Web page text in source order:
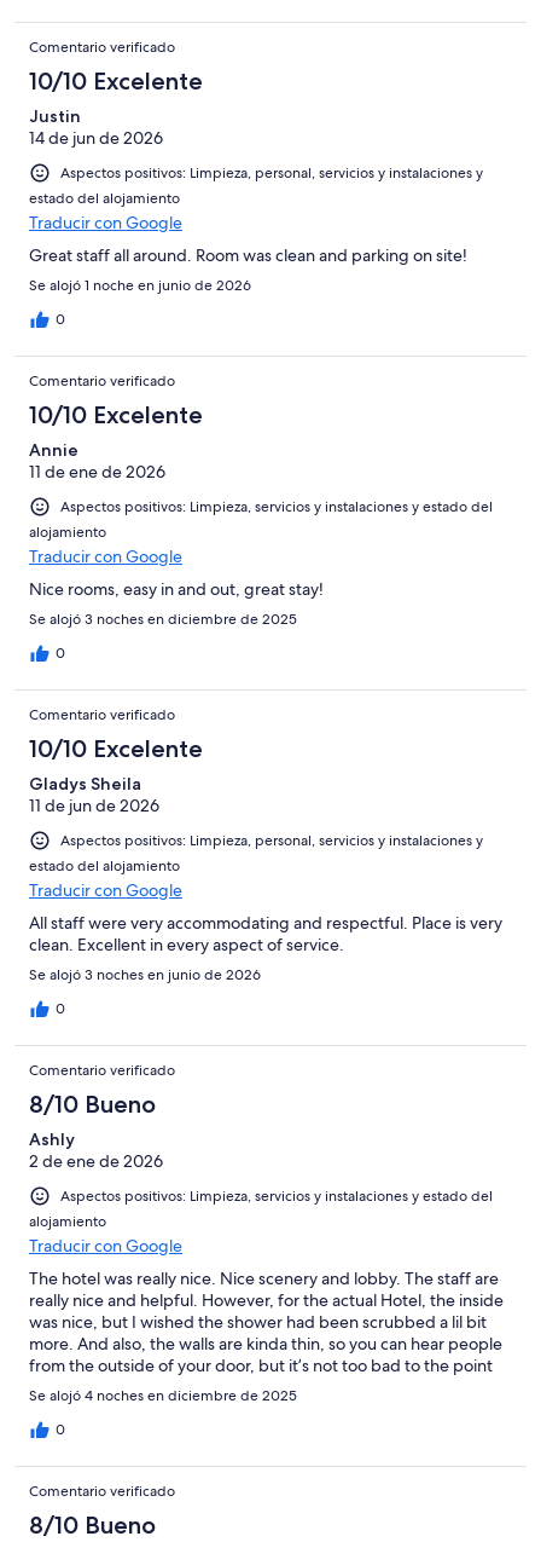
Comentario verificado
10/10 Excelente
Justin
14 de jun de 2026
Aspectos positivos: Limpieza, personal, servicios y instalaciones y
estado del alojamiento
Traducir con Google
Great staff all around. Room was clean and parking on site!
Se alojó 1 noche en junio de 2026
0
Comentario verificado
10/10 Excelente
Annie
11 de ene de 2026
Aspectos positivos: Limpieza, servicios y instalaciones y estado del
alojamiento
Traducir con Google
Nice rooms, easy in and out, great stay!
Se alojó 3 noches en diciembre de 2025
0
Comentario verificado
10/10 Excelente
Gladys Sheila
11 de jun de 2026
Aspectos positivos: Limpieza, personal, servicios y instalaciones y
estado del alojamiento
Traducir con Google
All staff were very accommodating and respectful. Place is very
clean. Excellent in every aspect of service.
Se alojó 3 noches en junio de 2026
0
Comentario verificado
8/10 Bueno
Ashly
2 de ene de 2026
Aspectos positivos: Limpieza, servicios y instalaciones y estado del
alojamiento
Traducir con Google
The hotel was really nice. Nice scenery and lobby. The staff are
really nice and helpful. However, for the actual Hotel, the inside
was nice, but I wished the shower had been scrubbed a lil bit
more. And also, the walls are kinda thin, so you can hear people
from the outside of your door, but it’s not too bad to the point
you can’t still enjoy your stay. Overall, it was a good stay! Would
definitely book again!
Se alojó 4 noches en diciembre de 2025
0
Comentario verificado
8/10 Bueno